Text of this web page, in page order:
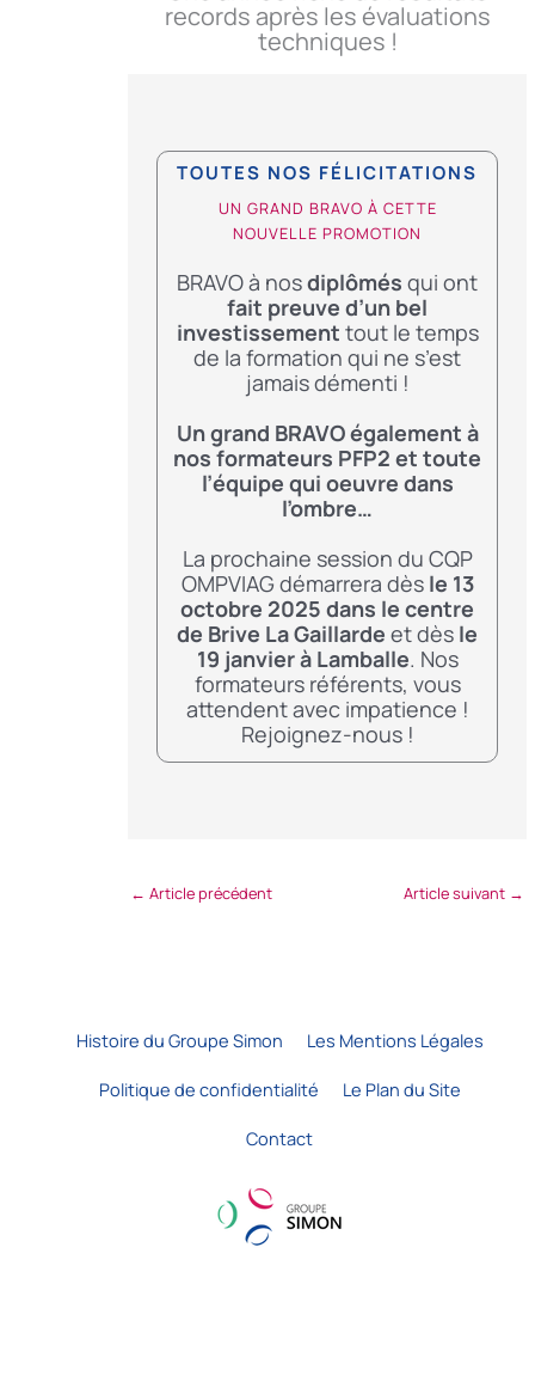
records après les évaluations
techniques !
TOUTES NOS FÉLICITATIONS
UN GRAND BRAVO À CETTE
NOUVELLE PROMOTION
BRAVO à nosdiplômés qui ont
fait preuve d’un bel
investissement tout le temps
de la formation qui ne s’est
jamais démenti !
Un grand BRAVO également à
nos formateurs PFP2 et toute
l’équipe qui oeuvre dans
l’ombre…
La prochaine session du CQP
OMPVIAG démarrera dès le 13
octobre 2025 dans le centre
de Brive La Gaillarde et dès le
19 janvier à Lamballe. Nos
formateurs référents, vous
attendent avec impatience !
Rejoignez-nous !
← Article précédent Article suivant →
Histoire du Groupe Simon Les Mentions Légales
Politique de confidentialité Le Plan du Site
Contact